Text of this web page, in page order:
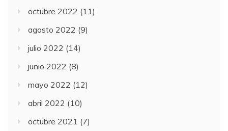
octubre 2022 (11)
agosto 2022 (9)
julio 2022 (14)
junio 2022 (8)
mayo 2022 (12)
abril 2022 (10)
octubre 2021 (7)